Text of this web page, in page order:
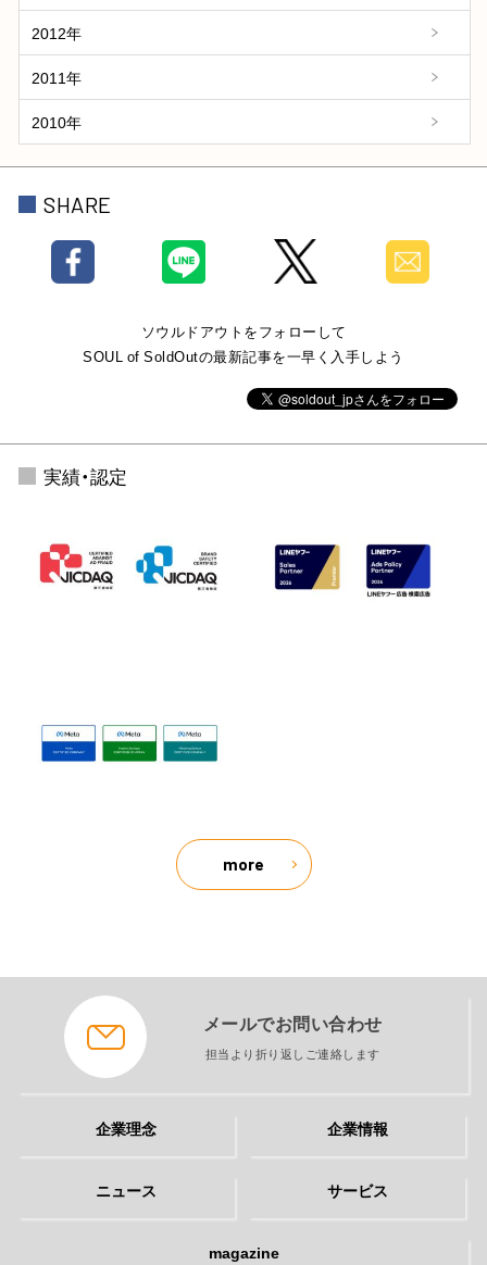
2012年
2011年
2010年
SHARE
ソウルドアウトをフォローして
SOUL of SoldOutの最新記事を一早く入手しよう
実績・認定
more
メールでお問い合わせ
担当より折り返しご連絡します
企業理念 企業情報
ニュース サービス
magazine